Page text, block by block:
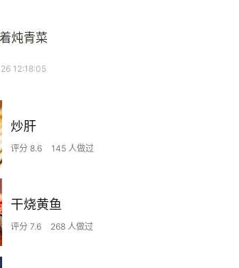
炖青菜
12:18:05
炒肝
评分 8.6 145 人做过
干烧黄鱼
评分 7.6 268 人做过